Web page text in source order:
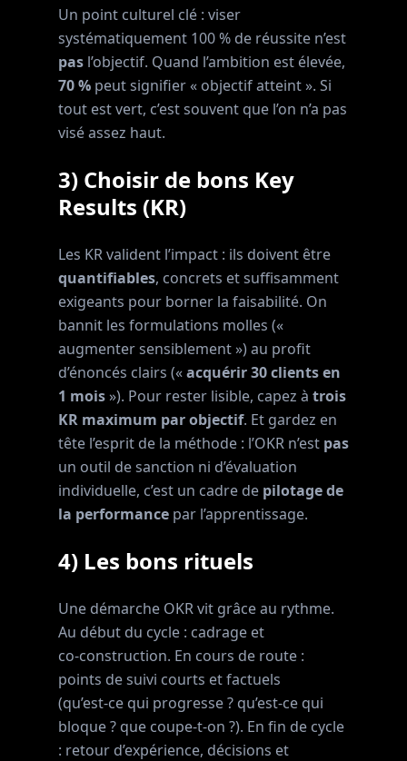
Un point culturel clé : viser
systématiquement 100 % de réussite n’est
pas l’objectif. Quand l’ambition est élevée,
70 % peut signifier « objectif atteint ». Si
tout est vert, c’est souvent que l’on n’a pas
visé assez haut.
3) Choisir de bons Key
Results (KR)
Les KR valident l’impact : ils doivent être
quantifiables, concrets et suffisamment
exigeants pour borner la faisabilité. On
bannit les formulations molles («
augmenter sensiblement ») au profit
d’énoncés clairs («acquérir 30 clients en
1 mois »). Pour rester lisible, capez à trois
KR maximum par objectif. Et gardez en
tête l’esprit de la méthode : l’OKR n’est pas
un outil de sanction ni d’évaluation
individuelle, c’est un cadre de pilotage de
la performance par l’apprentissage.
4) Les bons rituels
Une démarche OKR vit grâce au rythme.
Au début du cycle : cadrage et
co‑construction. En cours de route :
points de suivi courts et factuels
(qu’est‑ce qui progresse ? qu’est‑ce qui
bloque ? que coupe‑t‑on ?). En fin de cycle
: retour d’expérience, décisions et